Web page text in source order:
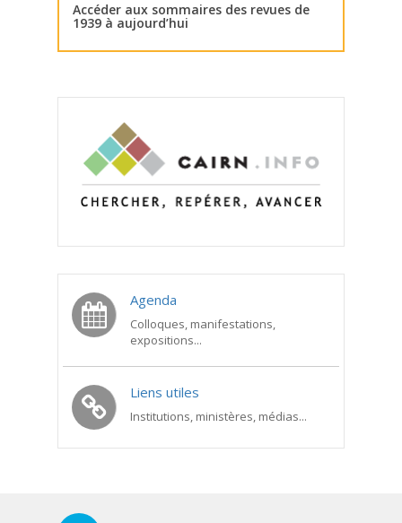
Accéder aux sommaires des revues de
1939 à aujourd’hui
Agenda
Colloques, manifestations,
expositions...
Liens utiles
Institutions, ministères, médias...